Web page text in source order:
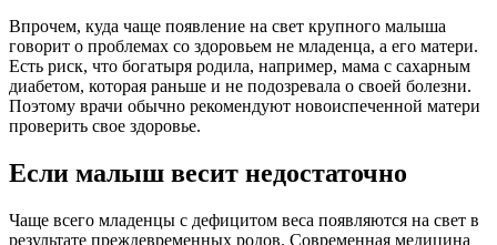
Впрочем, куда чаще появление на свет крупного малыша
говорит о проблемах со здоровьем не младенца, а его матери.
Есть риск, что богатыря родила, например, мама с сахарным
диабетом, которая раньше и не подозревала о своей болезни.
Поэтому врачи обычно рекомендуют новоиспеченной матери
проверить свое здоровье.
Если малыш весит недостаточно
Чаще всего младенцы с дефицитом веса появляются на свет в
результате преждевременных родов. Современная медицина